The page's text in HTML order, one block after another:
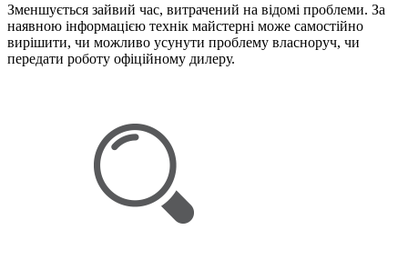
Зменшується зайвий час, витрачений на відомі проблеми. За
наявною інформацією технік майстерні може самостійно
вирішити, чи можливо усунути проблему власноруч, чи
передати роботу офіційному дилеру.